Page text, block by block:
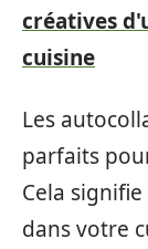
créatives
cuisine
Les
parfaits
Cela
dans votre